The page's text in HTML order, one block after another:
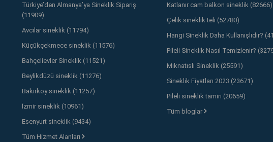
Türkiye’den Almanya’ya Sineklik Sipariş
(11909)
Avcılar sineklik (11794)
Küçükçekmece sineklik (11576)
Bahçelievler Sineklik (11521)
Beylikdüzü sineklik (11276)
Bakırköy sineklik (11257)
İzmir sineklik (10961)
Esenyurt sineklik (9434)
Tüm Hizmet Alanları
Katlanır cam balkon sineklik (82666)
Çelik sineklik teli (52780)
Hangi Sineklik Daha Kullanışlıdır?
Pileli Sineklik Nasıl Temizlenir?
Mıknatıslı Sineklik (25591)
Sineklik Fiyatları 2023 (23671)
Pileli sineklik tamiri (20659)
Tüm bloglar